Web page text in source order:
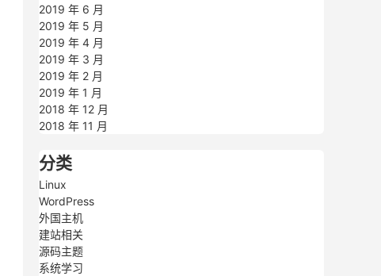
2019 年 6 月
2019 年 5 月
2019 年 4 月
2019 年 3 月
2019 年 2 月
2019 年 1 月
2018 年 12 月
2018 年 11 月
分类
Linux
WordPress
外国主机
建站相关
源码主题
系统学习